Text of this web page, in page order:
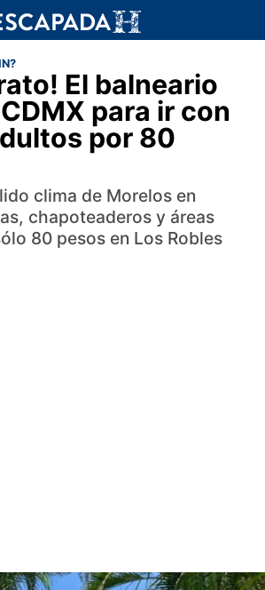
El balneario
para ir con
por 80
clima de Morelos en
chapoteaderos y áreas
80 pesos en Los Robles